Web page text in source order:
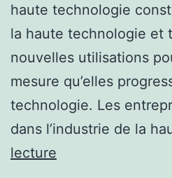
haute technologie
la haute technologie et
nouvelles utilisations
mesure qu’elles
technologie. Les
dans l’industrie de la
lecture